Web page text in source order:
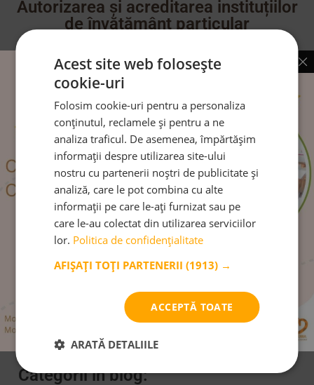
Autorizarea și acreditarea instituțiilor
de învățământ particular
CITEȘTE MAI MULT
Urmărește-ne pe:
Venim la tine în inbox:
Abonare Newsletter
Categorii în blog:
Acest site web folosește
cookie-uri
Folosim cookie-uri pentru a personaliza
conținutul, reclamele și pentru a ne
analiza traficul. De asemenea, împărtășim
informații despre utilizarea site-ului
nostru cu partenerii noștri de publicitate și
analiză, care le pot combina cu alte
informații pe care le-ați furnizat sau pe
care le-au colectat din utilizarea serviciilor
lor. Politica de confidențialitate
AFIȘAȚI TOȚI PARTENERII(1913) →
ACCEPTĂ TOATE
ARATĂ DETALIILE